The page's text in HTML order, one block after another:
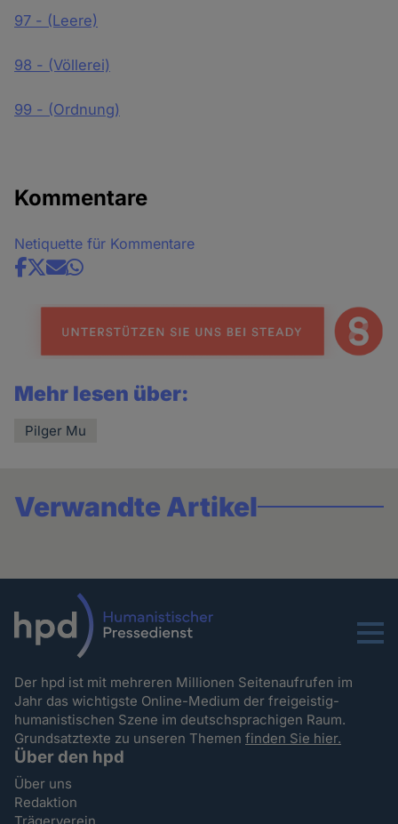
97 - (Leere)
98 - (Völlerei)
99 - (Ordnung)
Kommentare
Netiquette für Kommentare
Share
news
Mehr lesen über:
Pilger Mu
Verwandte Artikel
Menu
Der hpd ist mit mehreren Millionen Seitenaufrufen im
Jahr das wichtigste Online-Medium der freigeistig-
humanistischen Szene im deutschsprachigen Raum.
Grundsatztexte zu unseren Themenfinden Sie hier.
Über den hpd
Über uns
Redaktion
Trägerverein